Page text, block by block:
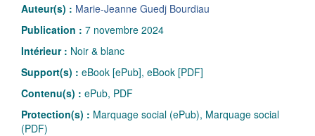
Auteur(s) : Marie-Jeanne Guedj Bourdiau
Publication : 7 novembre 2024
Intérieur : Noir & blanc
Support(s) : eBook [ePub], eBook [PDF]
Contenu(s) : ePub, PDF
Protection(s) : Marquage social (ePub), Marquage social
(PDF)